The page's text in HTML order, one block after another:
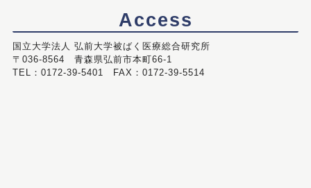
Access
国立大学法人 弘前大学被ばく医療総合研究所
〒036-8564 青森県弘前市本町66-1
TEL：0172-39-5401 FAX：0172-39-5514